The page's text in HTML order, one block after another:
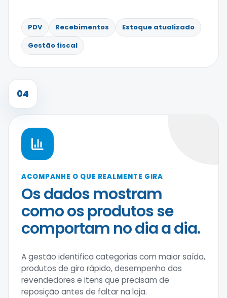
PDV Recebimentos
Estoque atualizado
Gestão fiscal
04
ACOMPANHE O QUE REALMENTE GIRA
Os dados mostram
como os produtos se
comportam no dia a dia.
A gestão identifica categorias com maior saída,
produtos de giro rápido, desempenho dos
revendedores e itens que precisam de
reposição antes de faltar na loja.